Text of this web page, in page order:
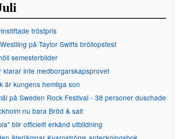
tröstpris
på Taylor Swifts bröllopsfest
semesterbilder
klarar inte medborgarskapsprovet
är kungens hemliga son
på Sweden Rock Festival - 38 personer duschade
nu bara Bröd & salt
blir officiellt erkänd utbildning